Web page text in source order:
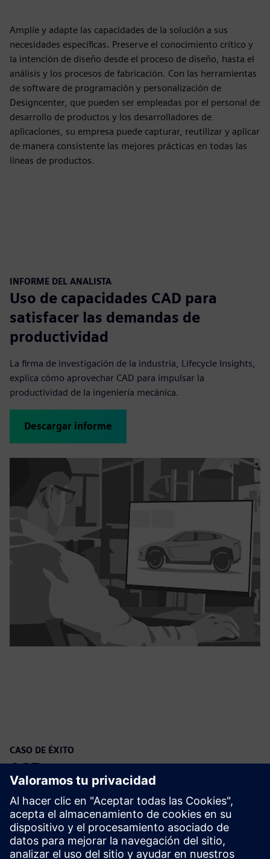
Amplíe y adapte las capacidades de la solución a sus
necesidades específicas. Preserve el conocimiento crítico y
la intención de diseño desde el proceso de diseño, hasta el
análisis y los procesos de fabricación. Con las herramientas
de software de programación y personalización de
Designcenter, que pueden ser empleadas por el personal de
desarrollo de productos y los desarrolladores de
aplicaciones, su empresa puede capturar, reutilizar y aplicar
de manera consistente las mejores prácticas en todas las
líneas de productos.
INFORME DEL ANALISTA
Uso de capacidades CAD para
satisfacer las demandas de
productividad
La firma de investigación de la industria, Lifecycle Insights,
explica cómo aprovechar CAD para impulsar la
productividad de la ingeniería mecánica.
Descargar informe
CASO DE ÉXITO
JCB